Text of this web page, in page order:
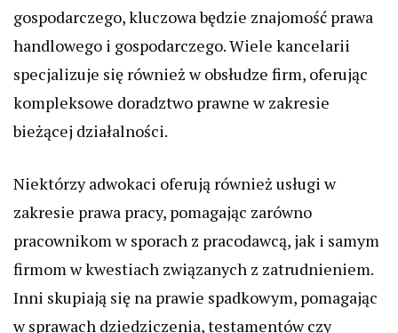
gospodarczego, kluczowa będzie znajomość prawa
handlowego i gospodarczego. Wiele kancelarii
specjalizuje się również w obsłudze firm, oferując
kompleksowe doradztwo prawne w zakresie
bieżącej działalności.
Niektórzy adwokaci oferują również usługi w
zakresie prawa pracy, pomagając zarówno
pracownikom w sporach z pracodawcą, jak i samym
firmom w kwestiach związanych z zatrudnieniem.
Inni skupiają się na prawie spadkowym, pomagając
w sprawach dziedziczenia, testamentów czy